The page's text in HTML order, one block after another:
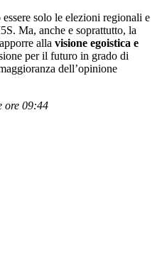
solo le elezioni regionali e
Ma, anche e soprattutto, la
alla visione egoistica e
per il futuro in grado di
dell’opinione
ore 09:44